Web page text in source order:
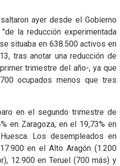
ayer desde el Gobierno
la reducción experimentada
situaba en 638.500 activos en
tras anotar una reducción de
trimestre del año-, ya que
ocupados menos que tres
en el segundo trimestre de
en Zaragoza, en el 19,73% en
Los desempleados en
en el Alto Aragón (1.200
12.900 en Teruel (700 más) y